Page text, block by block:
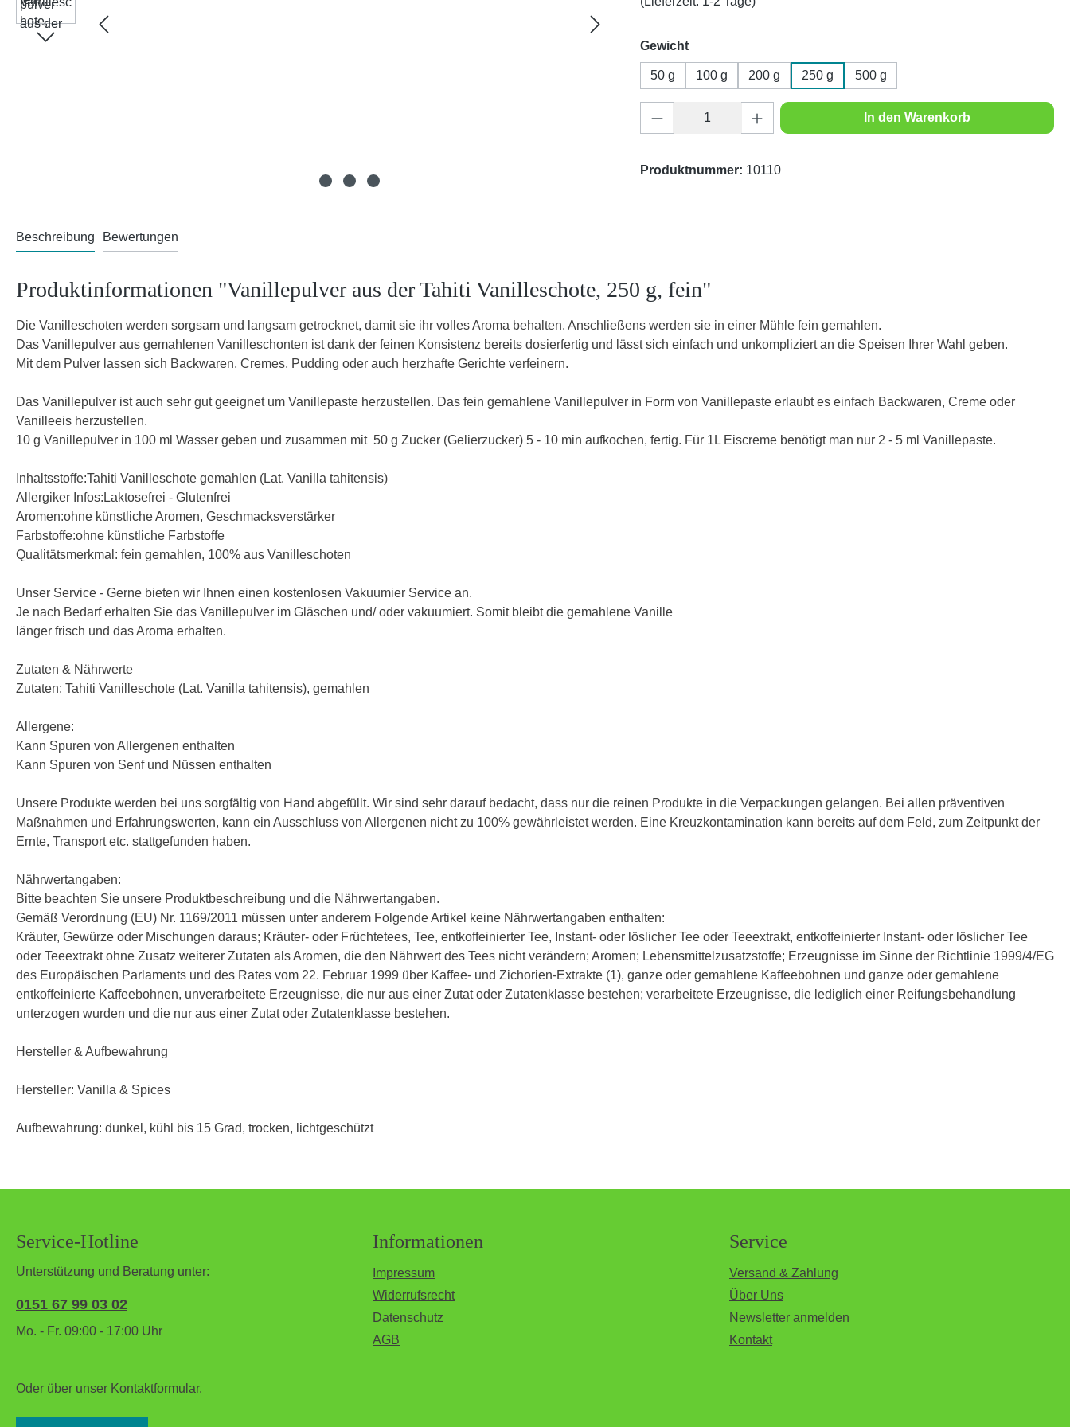
Gewichtauswählen
50 g 100 g 200 g 250 g 500 g
Produkt Anzahl: Gib den gewünschten Wert ein
In den Warenkorb
Produktnummer: 10110
Beschreibung Bewertungen
Produktinformationen "Vanillepulver aus der Tahiti Vanilleschote, 250 g, fein"
Die Vanilleschoten werden sorgsam und langsam getrocknet, damit sie ihr volles Aroma behalten. Anschließens werden sie in einer Mühle fein gemahlen.
Das Vanillepulver aus gemahlenen Vanilleschonten ist dank der feinen Konsistenz bereits dosierfertig und lässt sich einfach und unkompliziert an die Speisen Ihrer Wahl geben.
Mit dem Pulver lassen sich Backwaren, Cremes, Pudding oder auch herzhafte Gerichte verfeinern.
Das Vanillepulver ist auch sehr gut geeignet um Vanillepaste herzustellen. Das fein gemahlene Vanillepulver in Form von Vanillepaste erlaubt es einfach Backwaren, Creme oder
Vanilleeis herzustellen.
10 g Vanillepulver in 100 ml Wasser geben und zusammen mit 50 g Zucker (Gelierzucker) 5 - 10 min aufkochen, fertig. Für 1L Eiscreme benötigt man nur 2 - 5 ml Vanillepaste.
Inhaltsstoffe:Tahiti Vanilleschote gemahlen (Lat. Vanilla tahitensis)
Allergiker Infos:Laktosefrei - Glutenfrei
Aromen:ohne künstliche Aromen, Geschmacksverstärker
Farbstoffe:ohne künstliche Farbstoffe
Qualitätsmerkmal: fein gemahlen, 100% aus Vanilleschoten
Unser Service - Gerne bieten wir Ihnen einen kostenlosen Vakuumier Service an.
Je nach Bedarf erhalten Sie das Vanillepulver im Gläschen und/ oder vakuumiert. Somit bleibt die gemahlene Vanille
länger frisch und das Aroma erhalten.
Zutaten & Nährwerte
Zutaten: Tahiti Vanilleschote (Lat. Vanilla tahitensis), gemahlen
Allergene:
Kann Spuren von Allergenen enthalten
Kann Spuren von Senf und Nüssen enthalten
Unsere Produkte werden bei uns sorgfältig von Hand abgefüllt. Wir sind sehr darauf bedacht, dass nur die reinen Produkte in die Verpackungen gelangen. Bei allen präventiven
Maßnahmen und Erfahrungswerten, kann ein Ausschluss von Allergenen nicht zu 100% gewährleistet werden. Eine Kreuzkontamination kann bereits auf dem Feld, zum Zeitpunkt der
Ernte, Transport etc. stattgefunden haben.
Nährwertangaben:
Bitte beachten Sie unsere Produktbeschreibung und die Nährwertangaben.
Gemäß Verordnung (EU) Nr. 1169/2011 müssen unter anderem Folgende Artikel keine Nährwertangaben enthalten:
Kräuter, Gewürze oder Mischungen daraus; Kräuter- oder Früchtetees, Tee, entkoffeinierter Tee, Instant- oder löslicher Tee oder Teeextrakt, entkoffeinierter Instant- oder löslicher Tee
oder Teeextrakt ohne Zusatz weiterer Zutaten als Aromen, die den Nährwert des Tees nicht verändern; Aromen; Lebensmittelzusatzstoffe; Erzeugnisse im Sinne der Richtlinie 1999/4/EG
des Europäischen Parlaments und des Rates vom 22. Februar 1999 über Kaffee- und Zichorien-Extrakte (1), ganze oder gemahlene Kaffeebohnen und ganze oder gemahlene
entkoffeinierte Kaffeebohnen, unverarbeitete Erzeugnisse, die nur aus einer Zutat oder Zutatenklasse bestehen; verarbeitete Erzeugnisse, die lediglich einer Reifungsbehandlung
unterzogen wurden und die nur aus einer Zutat oder Zutatenklasse bestehen.
Hersteller & Aufbewahrung
Hersteller: Vanilla & Spices
Aufbewahrung: dunkel, kühl bis 15 Grad, trocken, lichtgeschützt
Service-Hotline
Unterstützung und Beratung unter:
0151 67 99 03 02
Mo. - Fr. 09:00 - 17:00 Uhr
Oder über unser Kontaktformular.
Informationen
Impressum
Widerrufsrecht
Datenschutz
AGB
Service
Versand & Zahlung
Über Uns
Newsletter anmelden
Kontakt